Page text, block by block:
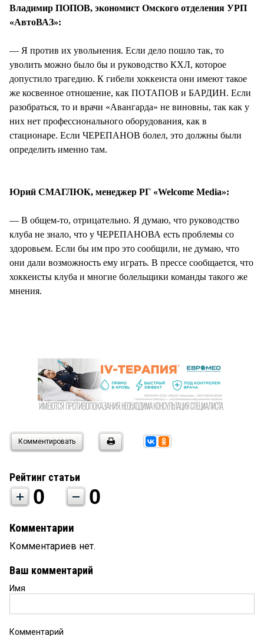
Владимир ПОПОВ, экономист Омского отделения УРП
«АвтоВАЗ»:
— Я против их увольнения. Если дело пошло так, то
уволить можно было бы и руководство КХЛ, которое
допустило трагедию. К гибели хоккеиста они имеют такое
же косвенное отношение, как ПОТАПОВ и БАРДИН. Если
разобраться, то и врачи «Авангарда» не виновны, так как у
них нет профессионального оборудования, как в
стационаре. Если ЧЕРЕПАНОВ болел, это должны были
определить именно там.
Юрий СМАГЛЮК, менеджер РГ «Welcome Media»:
— В общем-то, отрицательно. Я думаю, что руководство
клуба не знало, что у ЧЕРЕПАНОВА есть проблемы со
здоровьем. Если бы им про это сообщили, не думаю, что
они дали возможность ему играть. В прессе сообщается, что
хоккеисты клуба и многие болельщики команды такого же
мнения.
Комментировать
Рейтинг статьи
0 0
Комментарии
Комментариев нет.
Ваш комментарий
Имя
Комментарий